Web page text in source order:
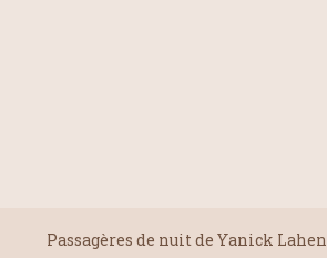
Passagères de nuit de Yanick